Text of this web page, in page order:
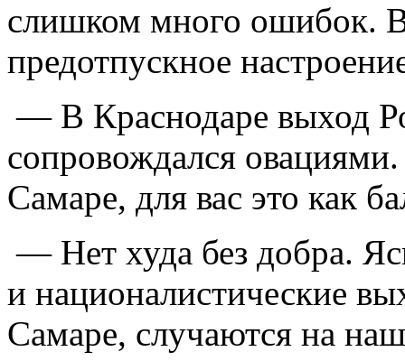
слишком много ошибок.
предотпускное
— В Краснодаре выход
сопровождался
Самаре, для вас это как
— Нет худа без добра.
и националистические
Самаре, случаются на